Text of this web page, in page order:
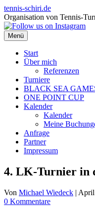
Zum
Inhalt
springen
tennis-schiri.de
Organisation von Tennis-
Menü
Start
Über mich
Referenzen
Turniere
BLACK SEA
ONE POINT CUP
Kalender
Kalender
Meine
Anfrage
Partner
Impressum
4. LK-Turnier in
Von Michael Wiedeck | April
0 Kommentare